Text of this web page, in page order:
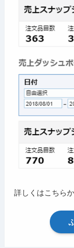
詳しくはこちら